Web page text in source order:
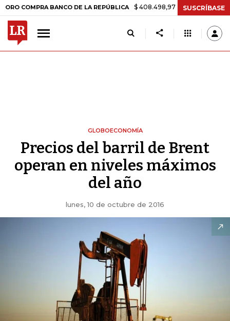
BANCO DE LA REPÚBLICA $ 408.498,97 +$ 8.753,81 +2,19%
SUSCRÍBASE
GLOBOECONOMÍA
Precios del barril de Brent
operan en niveles máximos
del año
lunes, 10 de octubre de 2016